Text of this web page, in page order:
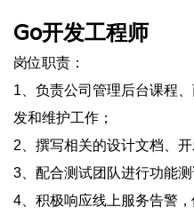
Go开发工程师
岗位职责：
1、负责公司管理后台课程
发和维护工作；
2、撰写相关的设计文档、开
3、配合测试团队进行功能测
4、积极响应线上服务告警，